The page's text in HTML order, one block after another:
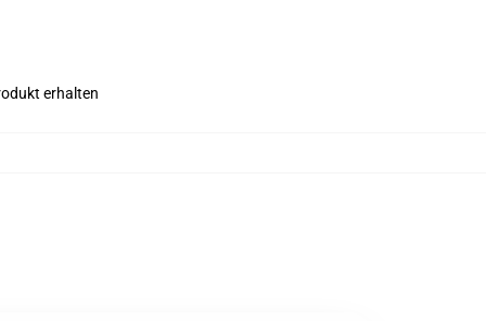
erhalten